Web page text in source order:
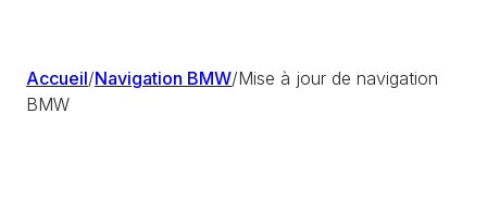
Accueil/Navigation BMW/Mise à jour de navigation
BMW